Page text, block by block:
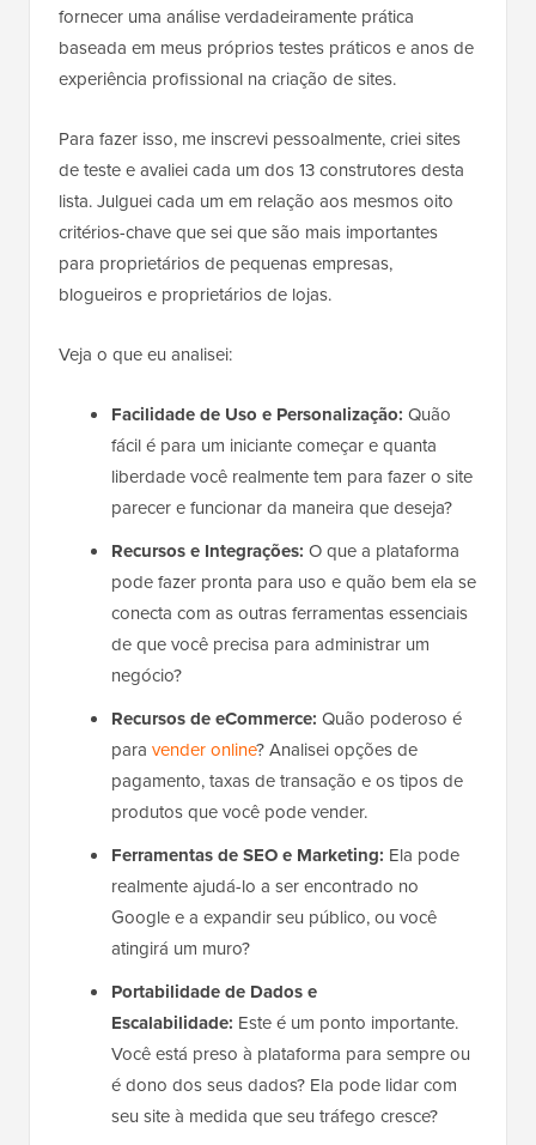
fornecer uma análise verdadeiramente prática
baseada em meus próprios testes práticos e anos de
experiência profissional na criação de sites.
Para fazer isso, me inscrevi pessoalmente, criei sites
de teste e avaliei cada um dos 13 construtores desta
lista. Julguei cada um em relação aos mesmos oito
critérios-chave que sei que são mais importantes
para proprietários de pequenas empresas,
blogueiros e proprietários de lojas.
Veja o que eu analisei:
Facilidade de Uso e Personalização: Quão
fácil é para um iniciante começar e quanta
liberdade você realmente tem para fazer o site
parecer e funcionar da maneira que deseja?
Recursos e Integrações: O que a plataforma
pode fazer pronta para uso e quão bem ela se
conecta com as outras ferramentas essenciais
de que você precisa para administrar um
negócio?
Recursos de eCommerce: Quão poderoso é
para vender online? Analisei opções de
pagamento, taxas de transação e os tipos de
produtos que você pode vender.
Ferramentas de SEO e Marketing: Ela pode
realmente ajudá-lo a ser encontrado no
Google e a expandir seu público, ou você
atingirá um muro?
Portabilidade de Dados e
Escalabilidade: Este é um ponto importante.
Você está preso à plataforma para sempre ou
é dono dos seus dados? Ela pode lidar com
seu site à medida que seu tráfego cresce?